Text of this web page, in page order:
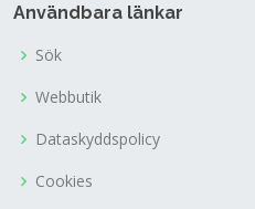
Användbara länkar
Sök
Webbutik
Dataskyddspolicy
Cookies